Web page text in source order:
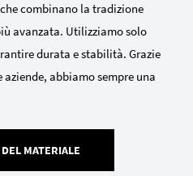
combinano la tradizione
avanzata. Utilizziamo solo
durata e stabilità. Grazie
abbiamo sempre una
MATERIALE